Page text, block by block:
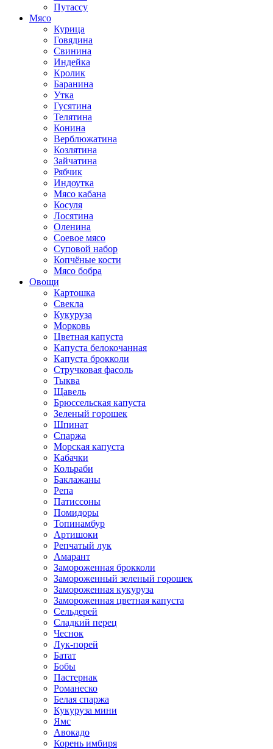
Путассу
Мясо
Курица
Говядина
Свинина
Индейка
Кролик
Баранина
Утка
Гусятина
Телятина
Конина
Верблюжатина
Козлятина
Зайчатина
Рябчик
Индоутка
Мясо кабана
Косуля
Лосятина
Оленина
Соевое мясо
Суповой набор
Копчёные кости
Мясо бобра
Овощи
Картошка
Свекла
Кукуруза
Морковь
Цветная капуста
Капуста белокочанная
Капуста брокколи
Стручковая фасоль
Тыква
Щавель
Брюссельская капуста
Зеленый горошек
Шпинат
Спаржа
Морская капуста
Кабачки
Кольраби
Баклажаны
Репа
Патиссоны
Помидоры
Топинамбур
Артишоки
Репчатый лук
Амарант
Замороженная брокколи
Замороженный зеленый горошек
Замороженная кукуруза
Замороженная цветная капуста
Сельдерей
Сладкий перец
Чеснок
Лук-порей
Батат
Бобы
Пастернак
Романеско
Белая спаржа
Кукуруза мини
Ямс
Авокадо
Корень имбиря